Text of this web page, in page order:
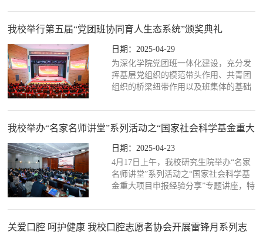
学生心理健康教育中心联合针灸推拿与
康复学院共同举办，各学院踊跃支持，
近1000名师生参加活动。大学生心理健
康教育中心、医学院和护理学院策划的
游园活动通过艺术疗愈和运动健心来帮
助学生放松身心，注入“心”动力；针灸
推拿与康复学院、中医学院、药学院、
我校举行第五届“党团班协同育人生态系统”颁奖典礼
日期：2025-04-29
为深化学院党团班一体化建设，充分发
挥基层党组织的模范带头作用、共青团
组织的桥梁纽带作用以及班集体的基础
理学院在大学生活动中心举行第五届党
团班协同育人生态系统颁奖典礼。校党
委委员、组织人事部焦珞珈，学生工作
部、校团委及学院相关负责人、受表彰
的学生代表以及2024级全体学生共400
余人参加本次活动。焦珞珈表示，“党团
班协同育人”是人文与管理学院践行多年
我校举办“名家名师讲堂”系列活动之“国家社会科学基金重大
项目申报经验分享”讲座
日期：2025-04-23
4月17日上午，我校研究生院举办“名家
名师讲堂”系列活动之“国家社会科学基
金重大项目申报经验分享”专题讲座，特
副校长喻嵘主持活动，研究生院、教师
发展与评估建设处负责人，护理学院、
马克思主义学院及人文与管理学院党政
关爱口腔 呵护健康 我校口腔志愿者协会开展雷锋月系列志